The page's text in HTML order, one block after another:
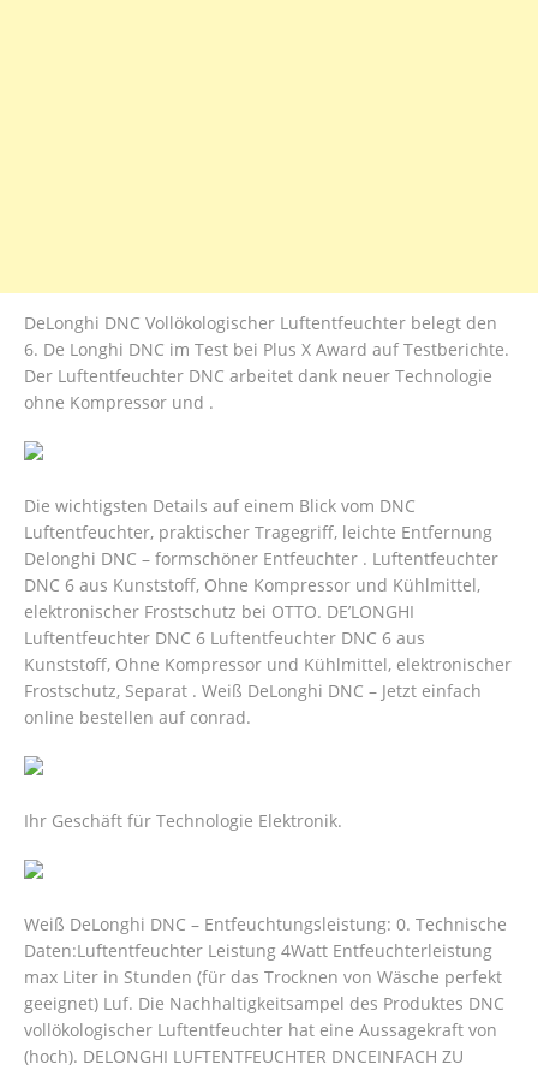
DeLonghi DNC Vollökologischer Luftentfeuchter belegt den
6. De Longhi DNC im Test bei Plus X Award auf Testberichte.
Der Luftentfeuchter DNC arbeitet dank neuer Technologie
ohne Kompressor und .
Die wichtigsten Details auf einem Blick vom DNC
Luftentfeuchter, praktischer Tragegriff, leichte Entfernung
Delonghi DNC – formschöner Entfeuchter . Luftentfeuchter
DNC 6 aus Kunststoff, Ohne Kompressor und Kühlmittel,
elektronischer Frostschutz bei OTTO. DE’LONGHI
Luftentfeuchter DNC 6 Luftentfeuchter DNC 6 aus
Kunststoff, Ohne Kompressor und Kühlmittel, elektronischer
Frostschutz, Separat . Weiß DeLonghi DNC – Jetzt einfach
online bestellen auf conrad.
Ihr Geschäft für Technologie Elektronik.
Weiß DeLonghi DNC – Entfeuchtungsleistung: 0. Technische
Daten:Luftentfeuchter Leistung 4Watt Entfeuchterleistung
max Liter in Stunden (für das Trocknen von Wäsche perfekt
geeignet) Luf. Die Nachhaltigkeitsampel des Produktes DNC
vollökologischer Luftentfeuchter hat eine Aussagekraft von
(hoch). DELONGHI LUFTENTFEUCHTER DNCEINFACH ZU